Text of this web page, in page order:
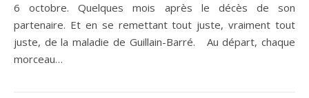
6 octobre. Quelques mois après le décès de son
partenaire. Et en se remettant tout juste, vraiment tout
juste, de la maladie de Guillain-Barré. Au départ, chaque
morceau…